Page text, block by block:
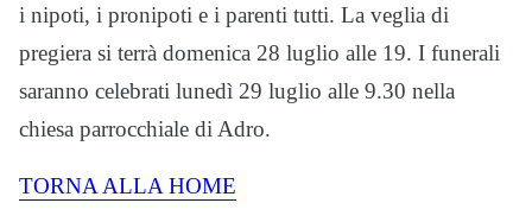
i nipoti, i pronipoti e i parenti tutti. La veglia di
pregiera si terrà domenica 28 luglio alle 19. I funerali
saranno celebrati lunedì 29 luglio alle 9.30 nella
chiesa parrocchiale di Adro.
TORNA ALLA HOME